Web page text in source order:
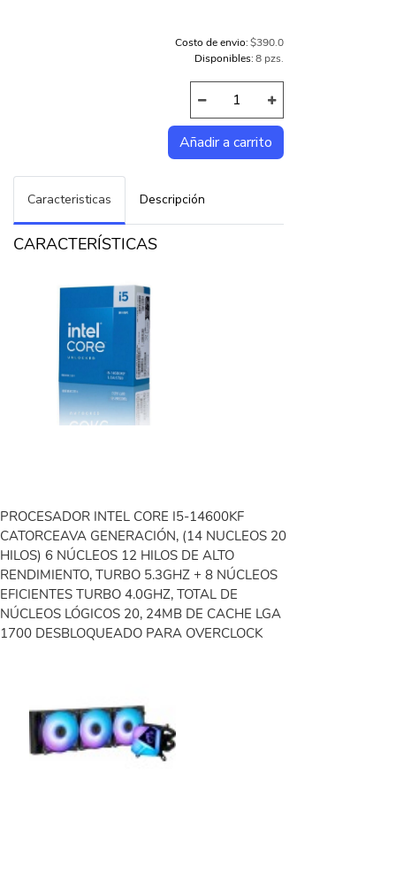
Costo de envio:$390.0
Disponibles:8 pzs.
Caracteristicas Descripción
CARACTERÍSTICAS
PROCESADOR INTEL CORE I5-14600KF
CATORCEAVA GENERACIÓN, (14 NUCLEOS 20
HILOS) 6 NÚCLEOS 12 HILOS DE ALTO
RENDIMIENTO, TURBO 5.3GHZ + 8 NÚCLEOS
EFICIENTES TURBO 4.0GHZ, TOTAL DE
NÚCLEOS LÓGICOS 20, 24MB DE CACHE LGA
1700 DESBLOQUEADO PARA OVERCLOCK